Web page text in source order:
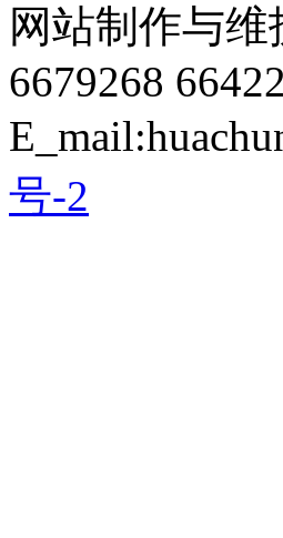
网站制作与
6679268
号-2